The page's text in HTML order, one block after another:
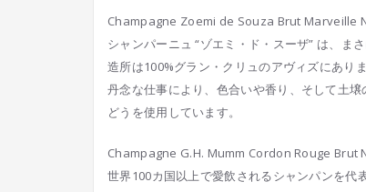
Champagne Zoemi de Souza Brut
シャンパーニュ “ゾエミ・ド・スーザ” は、ま
造所は100%グラン・クリュのアヴィズにあり
丹念な仕事により、色合いや香り、そして土
どうを使用しています。
Champagne G.H. Mumm Cordon Rouge
世界100カ国以上で愛飲されるシャンパンを代